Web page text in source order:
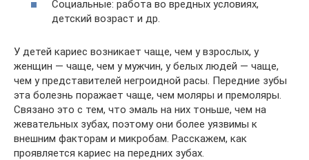
Социальные: работа во вредных условиях,
детский возраст и др.
У детей кариес возникает чаще, чем у взрослых, у
женщин — чаще, чем у мужчин, у белых людей — чаще,
чем у представителей негроидной расы. Передние зубы
эта болезнь поражает чаще, чем моляры и премоляры.
Связано это с тем, что эмаль на них тоньше, чем на
жевательных зубах, поэтому они более уязвимы к
внешним факторам и микробам. Расскажем, как
проявляется кариес на передних зубах.